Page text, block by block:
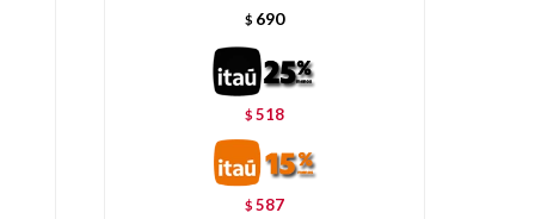
$ 690
$518
$587